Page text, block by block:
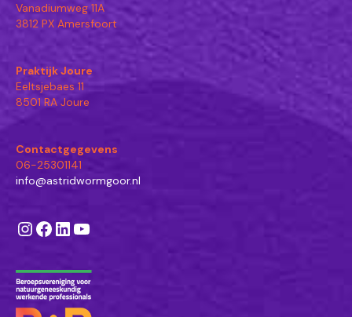
Vanadiumweg 11A
3812 PX Amersfoort
Praktijk Joure
Eeltsjebaes 11
8501 RA Joure
Contactgegevens
06-25301141
info@astridwormgoor.nl
Instagram
Facebook
LinkedIn
YouTube